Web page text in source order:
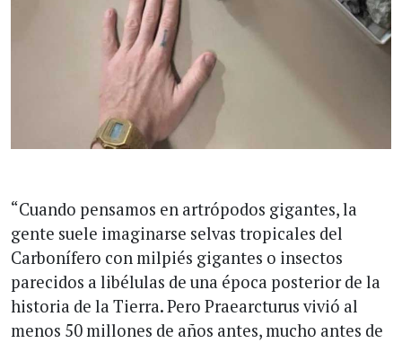
“Cuando pensamos en artrópodos gigantes, la
gente suele imaginarse selvas tropicales del
Carbonífero con milpiés gigantes o insectos
parecidos a libélulas de una época posterior de la
historia de la Tierra. Pero Praearcturus vivió al
menos 50 millones de años antes, mucho antes de